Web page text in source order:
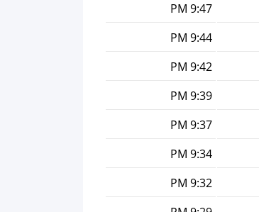
9:47 PM
9:44 PM
9:42 PM
9:39 PM
9:37 PM
9:34 PM
9:32 PM